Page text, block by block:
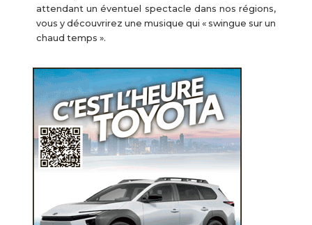
attendant un éventuel spectacle dans nos régions,
vous y découvrirez une musique qui « swingue sur un
chaud temps ».